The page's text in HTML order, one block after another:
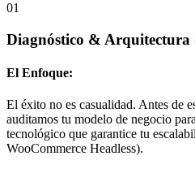
01
Diagnóstico & Arquitectura
El Enfoque:
El éxito no es casualidad. Antes de
auditamos tu modelo de negocio
tecnológico que garantice tu
WooCommerce Headless).